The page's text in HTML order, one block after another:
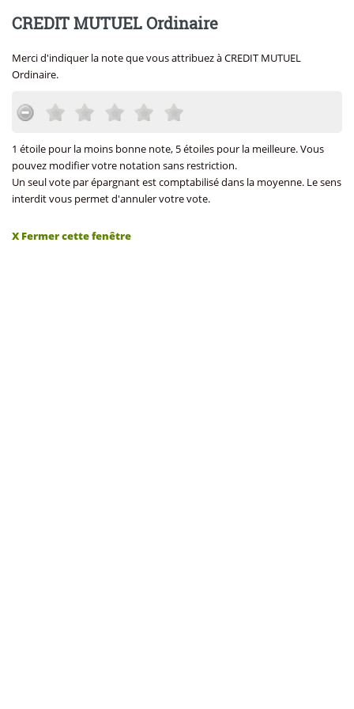
CREDIT MUTUEL Ordinaire
Merci d'indiquer la note que vous attribuez à CREDIT MUTUEL
Ordinaire.
1 étoile pour la moins bonne note, 5 étoiles pour la meilleure. Vous
pouvez modifier votre notation sans restriction.
Un seul vote par épargnant est comptabilisé dans la moyenne. Le sens
interdit vous permet d'annuler votre vote.
X Fermer cette fenêtre